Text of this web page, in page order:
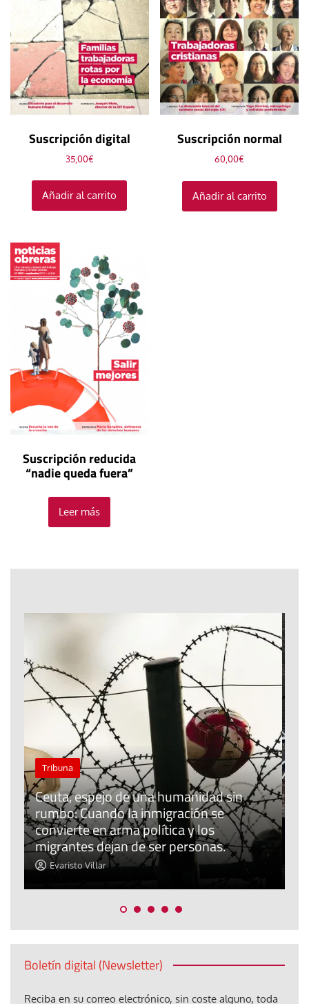
Suscripción digital
35,00€
Añadir al carrito
Suscripción normal
60,00€
Añadir al carrito
Suscripción reducida
“nadie queda fuera”
Leer más
El cuidado de la creación Revista de Verano
El olor de la paz
Araceli Caballero
Boletín digital (Newsletter)
Reciba en su correo electrónico, sin coste alguno, toda